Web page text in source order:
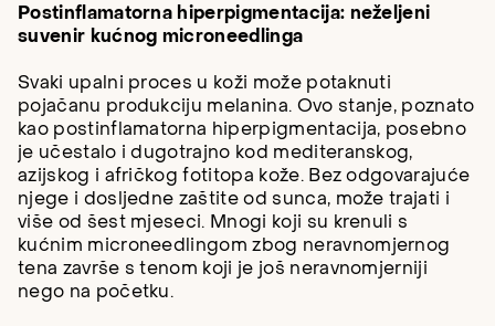
Postinflamatorna hiperpigmentacija: neželjeni
suvenir kućnog microneedlinga
Svaki upalni proces u koži može potaknuti
pojačanu produkciju melanina. Ovo stanje, poznato
kao postinflamatorna hiperpigmentacija, posebno
je učestalo i dugotrajno kod mediteranskog,
azijskog i afričkog fotitopa kože. Bez odgovarajuće
njege i dosljedne zaštite od sunca, može trajati i
više od šest mjeseci. Mnogi koji su krenuli s
kućnim microneedlingom zbog neravnomjernog
tena završe s tenom koji je još neravnomjerniji
nego na početku.